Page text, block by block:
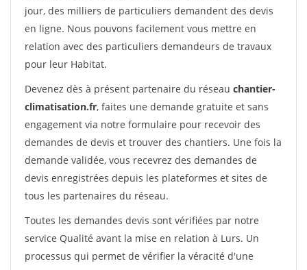
jour, des milliers de particuliers demandent des devis
en ligne. Nous pouvons facilement vous mettre en
relation avec des particuliers demandeurs de travaux
pour leur Habitat.
Devenez dès à présent partenaire du réseau chantier-
climatisation.fr, faites une demande gratuite et sans
engagement via notre formulaire pour recevoir des
demandes de devis et trouver des chantiers. Une fois la
demande validée, vous recevrez des demandes de
devis enregistrées depuis les plateformes et sites de
tous les partenaires du réseau.
Toutes les demandes devis sont vérifiées par notre
service Qualité avant la mise en relation à Lurs. Un
processus qui permet de vérifier la véracité d'une